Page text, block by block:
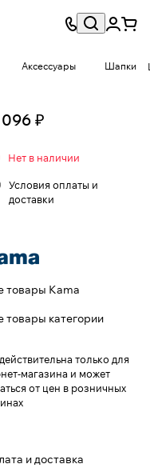
Аксессуары Шапки
₽
Нет в наличии
Условия оплаты и
доставки
товары Kama
товары категории
только для
магазина и может
от цен в розничных
и доставка